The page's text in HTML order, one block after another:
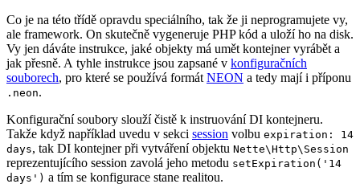
Co je na této třídě opravdu speciálního, tak že ji neprogramujete vy,
ale framework. On skutečně vygeneruje PHP kód a uloží ho na disk.
Vy jen dáváte instrukce, jaké objekty má umět kontejner vyrábět a
jak přesně. A tyhle instrukce jsou zapsané v konfiguračních
souborech, pro které se používá formát NEON a tedy mají i příponu
.neon.
Konfigurační soubory slouží čistě k instruování DI kontejneru.
Takže když například uvedu v sekci session volbu expiration: 14
days, tak DI kontejner při vytváření objektu Nette\Http\Session
reprezentujícího session zavolá jeho metodu setExpiration('14
days') a tím se konfigurace stane realitou.